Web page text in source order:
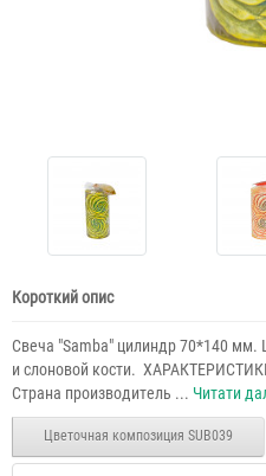
Короткий опис
Свеча "Samba" цилиндр 70*140
и слоновой кости.
Страна производитель ... Читати
Цветочная композиция SUB039